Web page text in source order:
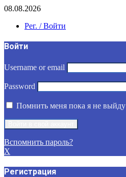
08.08.2026
Рег. / Войти
Войти
Username or email
Password
Помнить меня пока я не выйду
Вспомнить пароль?
X
Регистрация